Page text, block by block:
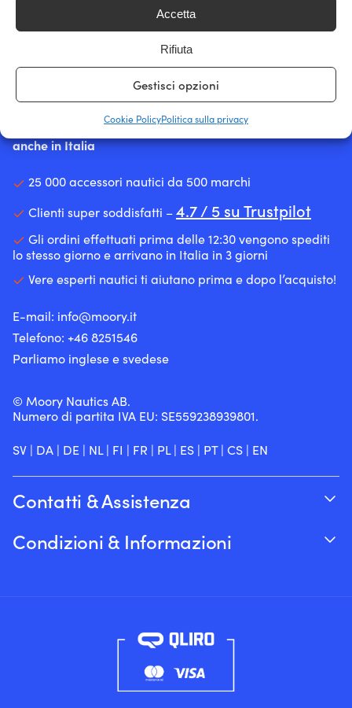
Accetta
Rifiuta
Gestisci opzioni
Cookie PolicyPolitica sulla privacy
Il più grande negozio svedese di accessori nautici – ora
anche in Italia
25 000 accessori nautici da 500 marchi
Clienti super soddisfatti –4.7 / 5 su Trustpilot
Gli ordini effettuati prima delle 12:30 vengono spediti
lo stesso giorno e arrivano in Italia in 3 giorni
Vere esperti nautici ti aiutano prima e dopo l’acquisto!
E-mail: info@moory.it
Telefono: +46 8251546
Parliamo inglese e svedese
© Moory Nautics AB.
Numero di partita IVA EU: SE559238939801.
SV | DA | DE | NL| FI | FR | PL| ES | PT| CS | EN
Contatti & Assistenza
Inviaci un’e-mail a info@moory.it
Condizioni & Informazioni
Termini e Condizioni di Vendita
Politica sulla privacy